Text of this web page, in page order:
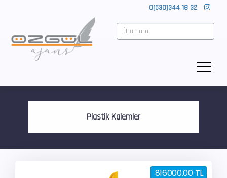
0(530)344 18 32
Plastik Kalemler
816000.00 TL